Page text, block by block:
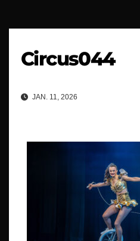
Circus044
JAN. 11, 2026